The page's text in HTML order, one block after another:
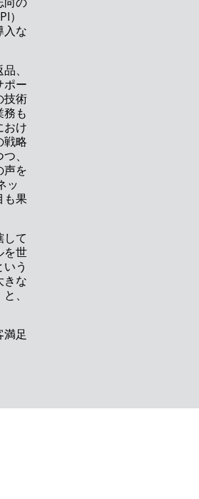
するスマートソリューション
：常識を覆すステンシル印
定を実現
ール搭載ソリューション
ッケージング：部品実装制御
ーが注目する統合型スマートフ
ューション
SIPLACE SX を発表
ァクトリーを迅速かつ確実に実
ション
てのものを提供致します
ントをオンラインで初開催
）
入な
、
ポー
技術
務も
おけ
戦略
、
声を
ッ
も果
して
を世
う
きな
、
満足